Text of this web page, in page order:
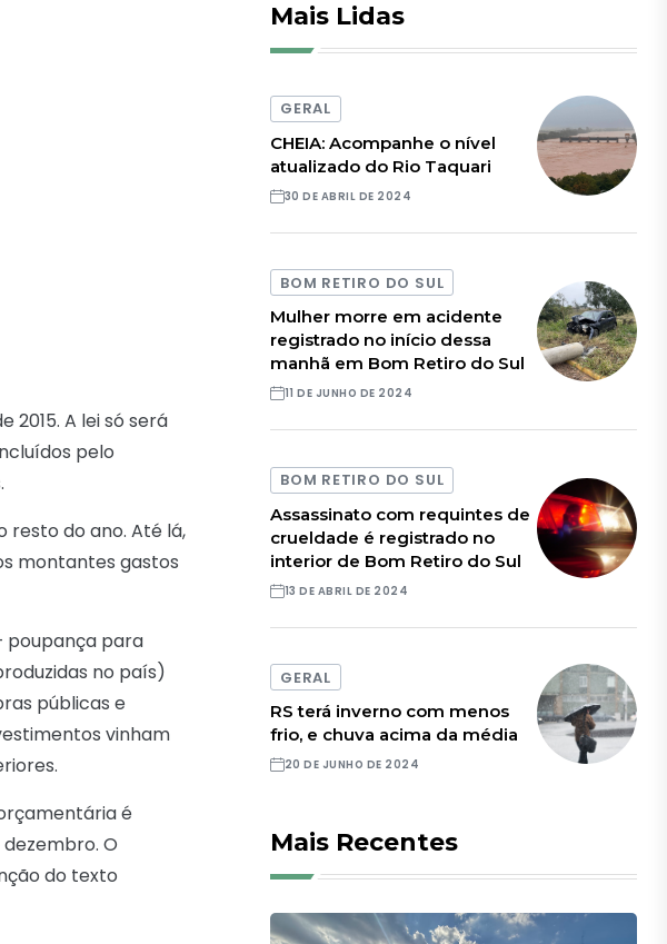
2015. A lei só será
pelo
resto do ano. Até lá,
montantes gastos
poupança para
no país)
públicas e
vinham
é
O
do texto
Mais Lidas
GERAL
CHEIA: Acompanhe o nível
atualizado do Rio Taquari
30 DE ABRIL DE 2024
BOM RETIRO DO SUL
Mulher morre em acidente
registrado no início dessa
manhã em Bom Retiro do Sul
11 DE JUNHO DE 2024
BOM RETIRO DO SUL
Assassinato com requintes de
crueldade é registrado no
interior de Bom Retiro do Sul
13 DE ABRIL DE 2024
GERAL
RS terá inverno com menos
frio, e chuva acima da média
20 DE JUNHO DE 2024
Mais Recentes